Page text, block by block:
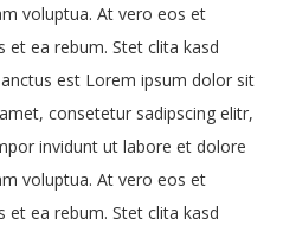
voluptua. At vero eos et
ea rebum. Stet clita kasd
est Lorem ipsum dolor sit
consetetur sadipscing elitr,
invidunt ut labore et dolore
voluptua. At vero eos et
ea rebum. Stet clita kasd